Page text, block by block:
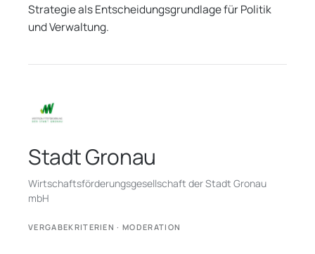
Strategie als Entscheidungsgrundlage für Politik
und Verwaltung.
Stadt Gronau
Wirtschaftsförderungsgesellschaft der Stadt Gronau
mbH
VERGABEKRITERIEN · MODERATION